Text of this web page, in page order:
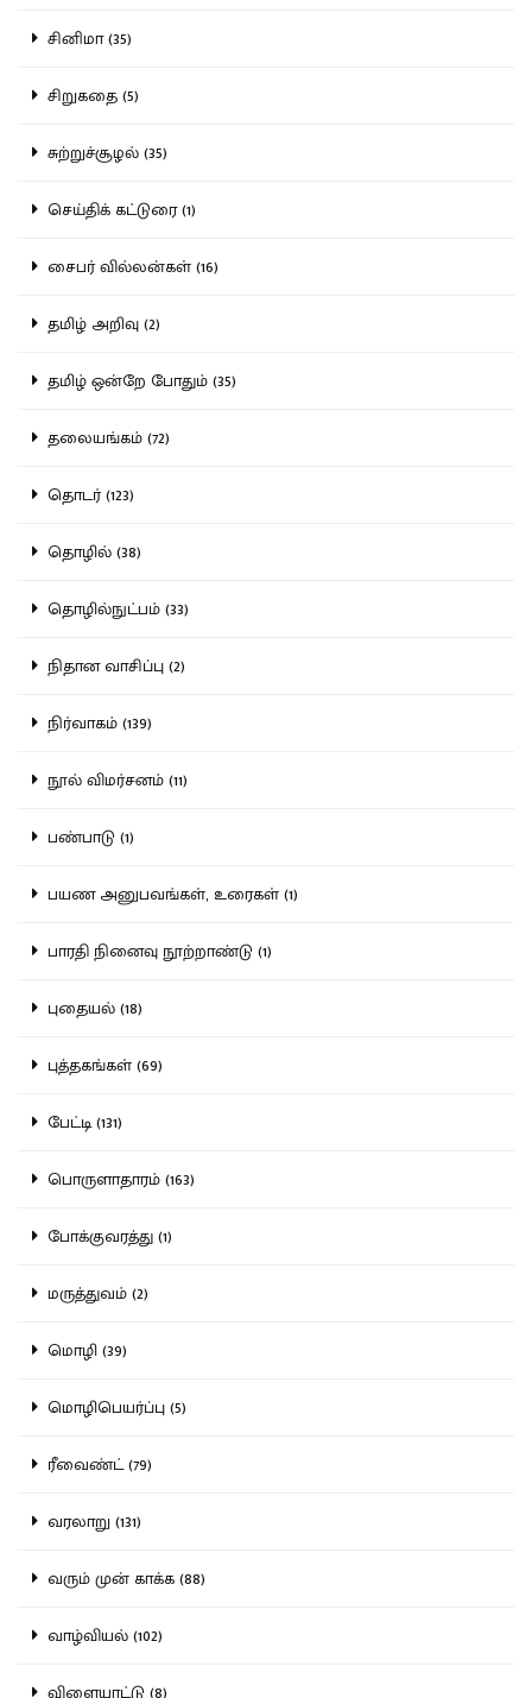
சினிமா (35)
சிறுகதை (5)
சுற்றுச்சூழல் (35)
செய்திக் கட்டுரை (1)
சைபர் வில்லன்கள் (16)
தமிழ் அறிவு (2)
தமிழ் ஒன்றே போதும் (35)
தலையங்கம் (72)
தொடர் (123)
தொழில் (38)
தொழில்நுட்பம் (33)
நிதான வாசிப்பு (2)
நிர்வாகம் (139)
நூல் விமர்சனம் (11)
பண்பாடு (1)
பயண அனுபவங்கள், உரைகள் (1)
பாரதி நினைவு நூற்றாண்டு (1)
புதையல் (18)
புத்தகங்கள் (69)
பேட்டி (131)
பொருளாதாரம் (163)
போக்குவரத்து (1)
மருத்துவம் (2)
மொழி (39)
மொழிபெயர்ப்பு (5)
ரீவைண்ட் (79)
வரலாறு (131)
வரும் முன் காக்க (88)
வாழ்வியல் (102)
விளையாட்டு (8)